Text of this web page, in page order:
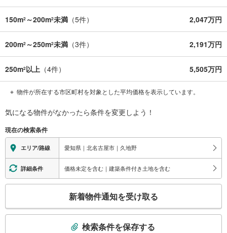
150m2 ～200m2未満 （5件） 2,047万円
200m2 ～250m2未満 （3件） 2,191万円
250m2以上 （4件） 5,505万円
物件が所在する市区町村を対象とした平均価格を表示しています。
気になる物件がなかったら条件を変更しよう！
現在の検索条件
エリア/路線 愛知県｜北名古屋市｜久地野
詳細条件 価格未定を含む｜建築条件付き土地を含む
検
新着物件通知を受け取る
検索条件を保存する